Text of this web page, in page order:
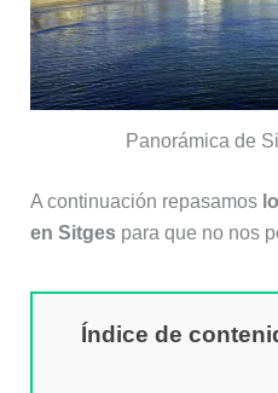
Panorámica de
A continuación repasamos
en Sitgespara que no nos
Índice de